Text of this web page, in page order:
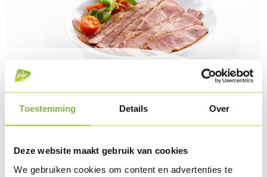
Toestemming Details Over
Deze website maakt gebruik van cookies
We gebruiken cookies om content en advertenties te
Lard de dinde fumé artisanal